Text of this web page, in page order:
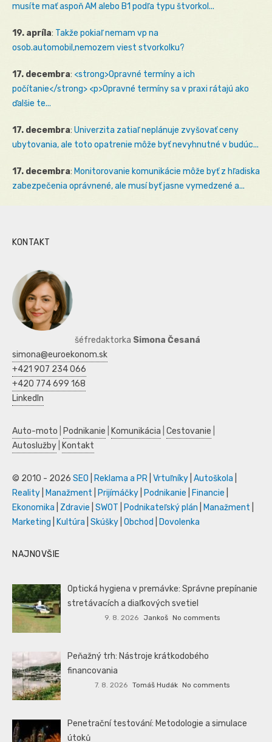
musíte mať aspoň AM alebo B1 podľa typu štvorkol...
19. apríla: Takže pokiaľ nemam vp na
osob.automobil,nemozem viest stvorkolku?
17. decembra: <strong>Opravné termíny a ich
počítanie</strong> <p>Opravné termíny sa v praxi rátajú ako
ďalšie te...
17. decembra: Univerzita zatiaľ neplánuje zvyšovať ceny
ubytovania, ale toto opatrenie môže byť nevyhnutné v budúc...
17. decembra: Monitorovanie komunikácie môže byť z hľadiska
zabezpečenia oprávnené, ale musí byť jasne vymedzené a...
KONTAKT
šéfredaktorka Simona Česaná
simona@euroekonom.sk
+421 907 234 066
+420 774 699 168
LinkedIn
Auto-moto Podnikanie Komunikácia Cestovanie
Autoslužby
Kontakt
© 2010 - 2026 SEO Reklama a PR Vrtuľníky Autoškola
Reality
Manažment Prijímáčky Podnikanie Financie
Ekonomika
Zdravie SWOT Podnikateľský plán Manažment
Marketing
Kultúra Skúšky Obchod Dovolenka
NAJNOVŠIE
Optická hygiena v premávke: Správne prepínanie
stretávacích a diaľkových svetiel
9. 8. 2026 Jankoš No comments
Peňažný trh: Nástroje krátkodobého
financovania
7. 8. 2026 Tomáš Hudák No comments
Penetrační testování: Metodologie a simulace
útoků